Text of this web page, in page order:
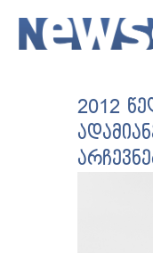
2012